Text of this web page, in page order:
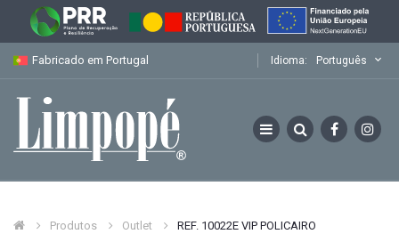
Fabricado em Portugal Idioma: Português
Produtos Outlet REF. 10022E VIP POLICAIRO